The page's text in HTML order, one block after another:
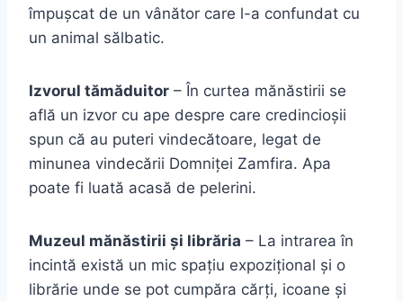
împușcat de un vânător care l-a confundat cu
un animal sălbatic.
Izvorul tămăduitor – În curtea mănăstirii se
află un izvor cu ape despre care credincioșii
spun că au puteri vindecătoare, legat de
minunea vindecării Domniței Zamfira. Apa
poate fi luată acasă de pelerini.
Muzeul mănăstirii și librăria – La intrarea în
incintă există un mic spațiu expozițional și o
librărie unde se pot cumpăra cărți, icoane și